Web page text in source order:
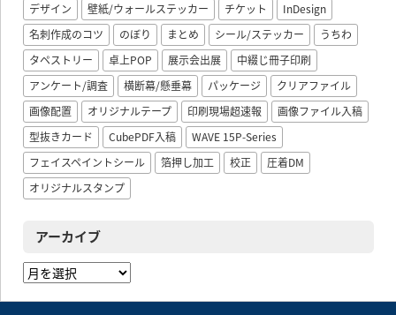
デザイン
壁紙/ウォールステッカー チケット
InDesign
名刺作成のコツ
のぼり まとめ シール/ステッカー
うちわ
タペストリー
卓上POP 展示会出展
中綴じ冊子印刷
アンケート/調査
横断幕/懸垂幕 パッケージ
クリアファイル
画像配置
オリジナルテープ 印刷現場超速報
画像ファイル入稿
型抜きカード
CubePDF入稿
WAVE 15P-Series
フェイスペイントシール
箔押し加工 校正
圧着DM
オリジナルスタンプ
アーカイブ
ア
ー
カ